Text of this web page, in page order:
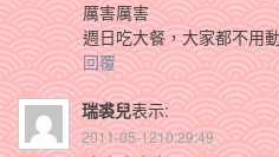
厲害厲害
週日吃大餐，大家都不用
回覆
瑞裘兒表示:
2011-05-1210:29:49